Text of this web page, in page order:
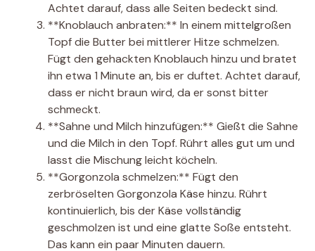
Achtet darauf, dass alle Seiten bedeckt sind.
**Knoblauch anbraten:** In einem mittelgroßen
Topf die Butter bei mittlerer Hitze schmelzen.
Fügt den gehackten Knoblauch hinzu und bratet
ihn etwa 1 Minute an, bis er duftet. Achtet darauf,
dass er nicht braun wird, da er sonst bitter
schmeckt.
**Sahne und Milch hinzufügen:** Gießt die Sahne
und die Milch in den Topf. Rührt alles gut um und
lasst die Mischung leicht köcheln.
**Gorgonzola schmelzen:** Fügt den
zerbröselten Gorgonzola Käse hinzu. Rührt
kontinuierlich, bis der Käse vollständig
geschmolzen ist und eine glatte Soße entsteht.
Das kann ein paar Minuten dauern.